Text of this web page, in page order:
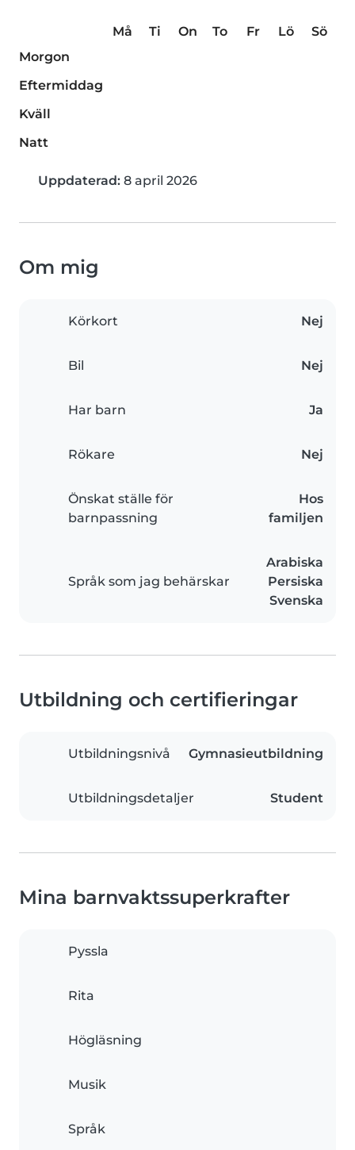
Må Ti On To Fr Lö
Sö
Morgon
Eftermiddag
Kväll
Natt
Uppdaterad: 8 april 2026
Om mig
Körkort Nej
Bil Nej
Har barn Ja
Rökare Nej
Önskat ställe för
barnpassning
Hos
familjen
Språk som jag behärskar
Arabiska
Persiska
Svenska
Utbildning och certifieringar
Utbildningsnivå Gymnasieutbildning
Utbildningsdetaljer Student
Mina barnvaktssuperkrafter
Pyssla
Rita
Högläsning
Musik
Språk